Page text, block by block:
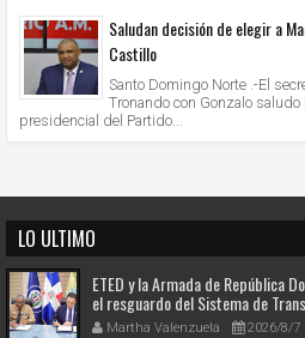
Saludan decisión de elegir a
Castillo
Santo Domingo Norte .-El
Tronando con Gonzalo
presidencial del Partido...
LO ULTIMO
ETED y la Armada de República
el resguardo del Sistema de
fortalecimiento de capacidades.
Martha Valenzuela 2026/8/7